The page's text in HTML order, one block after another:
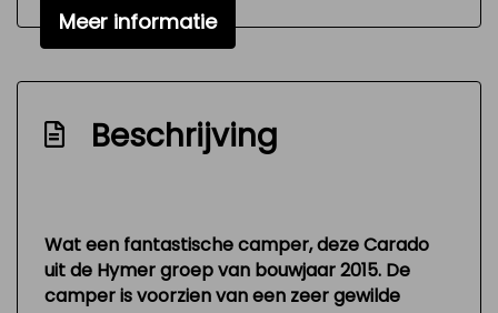
Bestuurdersairbag
Nw model
Meer informatie
Beschrijving
Wat een fantastische camper, deze Carado
uit de Hymer groep van bouwjaar 2015. De
camper is voorzien van een zeer gewilde